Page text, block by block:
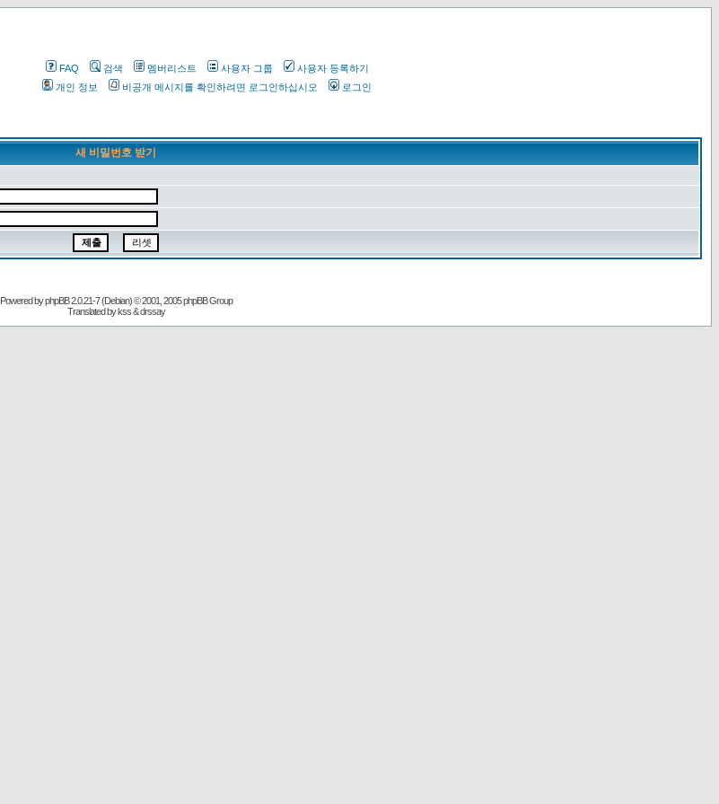
FAQ 검색 멤버리스트 사용자 그룹
사용자 등록하기
개인 정보
비공개 메시지를 확인하려면 로그인하십시오 로그인
새 비밀번호 받기
Powered byphpBB2.0.21-7 (Debian) © 2001, 2005 phpBB Group
Translated by kss & drssay